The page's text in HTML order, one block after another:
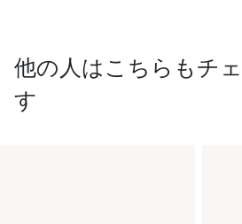
他の人はこちらもチ
す